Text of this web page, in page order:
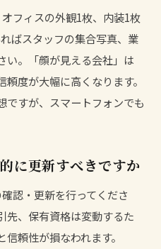
フィスの外観1枚、内装1枚
ばスタッフの集合写真、業
い。「顔が見える会社」は
頼度が大幅に高くなります。
ですが、スマートフォンでも
に更新すべきですか
認・更新を行ってくださ
先、保有資格は変動するた
頼性が損なわれます。